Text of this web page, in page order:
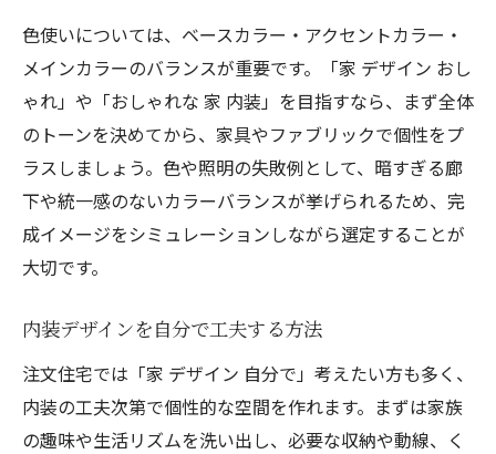
色使いについては、ベースカラー・アクセントカラー・
メインカラーのバランスが重要です。「家 デザイン おし
ゃれ」や「おしゃれな 家 内装」を目指すなら、まず全体
のトーンを決めてから、家具やファブリックで個性をプ
ラスしましょう。色や照明の失敗例として、暗すぎる廊
下や統一感のないカラーバランスが挙げられるため、完
成イメージをシミュレーションしながら選定することが
大切です。
内装デザインを自分で工夫する方法
注文住宅では「家 デザイン 自分で」考えたい方も多く、
内装の工夫次第で個性的な空間を作れます。まずは家族
の趣味や生活リズムを洗い出し、必要な収納や動線、く